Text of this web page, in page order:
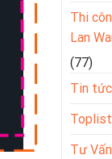
Thi
Lan
(77)
Tin tức
Toplist
Tư